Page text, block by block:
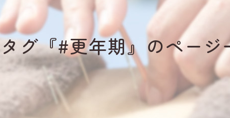
タグ『#更年期』のページ